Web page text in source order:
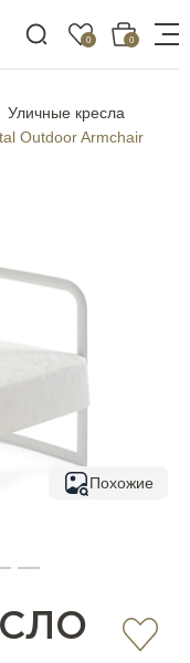
0 0
Уличные кресла
Outdoor Armchair
Похожие